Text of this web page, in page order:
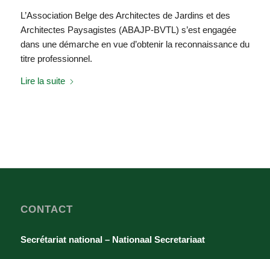
L’Association Belge des Architectes de Jardins et des
Architectes Paysagistes (ABAJP-BVTL) s’est engagée
dans une démarche en vue d’obtenir la reconnaissance du
titre professionnel.
Lire la suite
CONTACT
Secrétariat national – Nationaal Secretariaat